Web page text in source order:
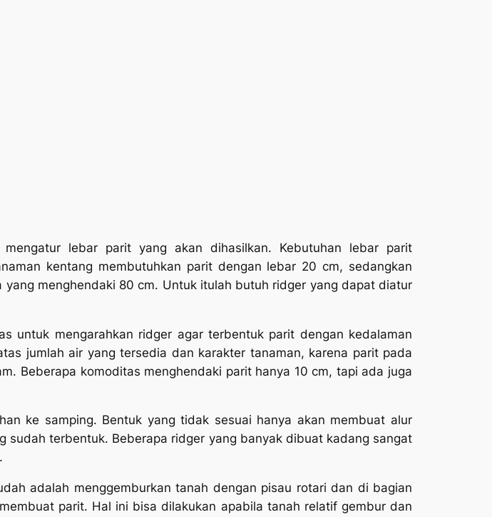
lebar parit yang akan dihasilkan. Kebutuhan lebar parit
kentang membutuhkan parit dengan lebar 20 cm, sedangkan
menghendaki 80 cm. Untuk itulah butuh ridger yang dapat diatur
untuk mengarahkan ridger agar terbentuk parit dengan kedalaman
jumlah air yang tersedia dan karakter tanaman, karena parit pada
Beberapa komoditas menghendaki parit hanya 10 cm, tapi ada juga
ke samping. Bentuk yang tidak sesuai hanya akan membuat alur
terbentuk. Beberapa ridger yang banyak dibuat kadang sangat
adalah menggemburkan tanah dengan pisau rotari dan di bagian
parit. Hal ini bisa dilakukan apabila tanah relatif gembur dan